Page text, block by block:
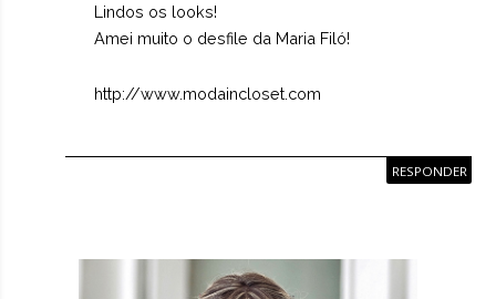
Lindos os looks!
Amei muito o desfile da Maria Filó!
http://www.modaincloset.com
RESPONDER